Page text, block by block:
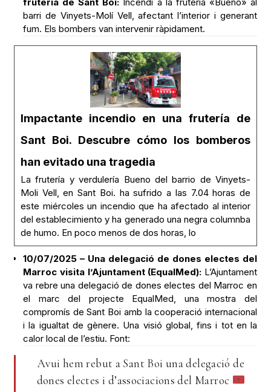
barri de Vinyets-Molí Vell, afectant l’interior i generant
fum. Els bombers van intervenir ràpidament.
Impactante incendio en una frutería de
Sant Boi. Descubre cómo los bomberos
han evitado una tragedia
La frutería y verdulería Bueno del barrio de Vinyets-
Moli Vell, en Sant Boi. ha sufrido a las 7.04 horas de
este miércoles un incendio que ha afectado al interior
del establecimiento y ha generado una negra columnba
de humo. En poco menos de dos horas, lo
10/07/2025 – Una delegació de dones electes del
Marroc visita l’Ajuntament (EqualMed): L’Ajuntament
va rebre una delegació de dones electes del Marroc en
el marc del projecte EqualMed, una mostra del
compromís de Sant Boi amb la cooperació internacional
i la igualtat de gènere. Una visió global, fins i tot en la
calor local de l’estiu. Font:
Avui hem rebut a Sant Boi una delegació de
dones electes i d’associacions del Marroc